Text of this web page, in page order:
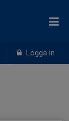
Logga in